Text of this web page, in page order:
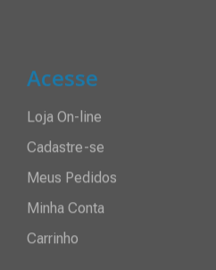
Cadastre-se
Meus Pedidos
Minha Conta
Carrinho
Contatos